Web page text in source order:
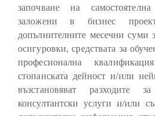
започване на
заложени в бизнес
допълнителните месечни суми
осигуровки, средствата за
професионална
стопанската дейност и/или
възстановяват разходите
консултантски услуги и/или